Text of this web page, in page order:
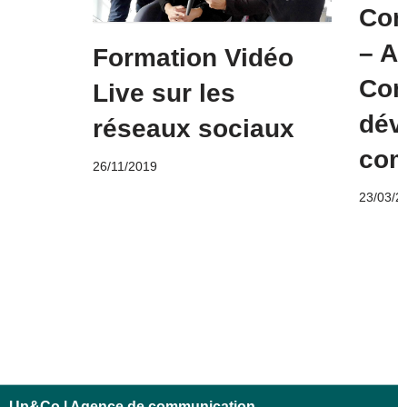
Formation Vidéo
Live sur les
réseaux sociaux
26/11/2019
–
23/03/